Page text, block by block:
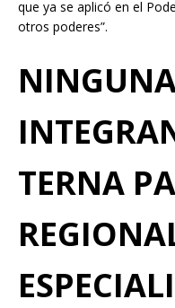
que ya se aplicó en el
otros poderes”.
TERNA